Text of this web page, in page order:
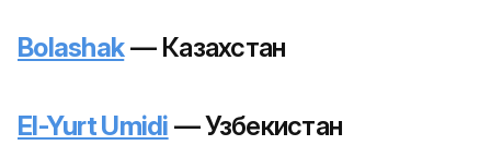
Bolashak— Казахстан
El-Yurt Umidi — Узбекистан